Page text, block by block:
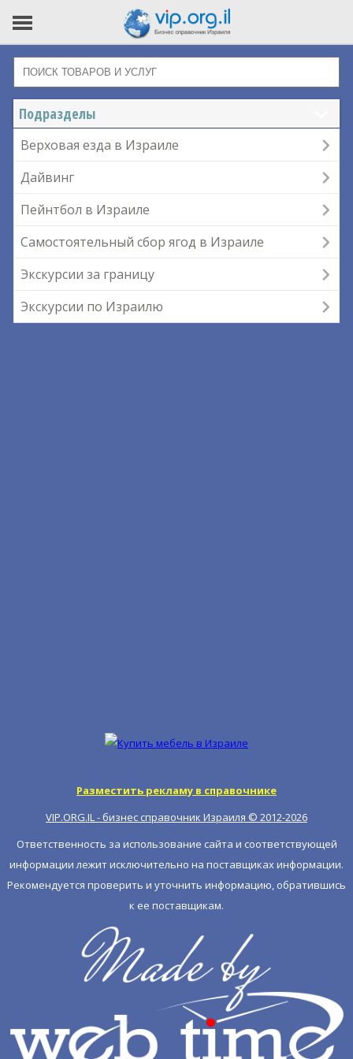
Подразделы
Верховая езда в Израиле
Дайвинг
Пейнтбол в Израиле
Самостоятельный сбор ягод в Израиле
Экскурсии за границу
Экскурсии по Израилю
Разместить рекламу в справочнике
VIP.ORG.IL - бизнес справочник Израиля © 2012-2026
Ответственность за использование сайта и соответствующей
информации лежит исключительно на поставщиках информации.
Рекомендуется проверить и уточнить информацию, обратившись
к ее поставщикам.